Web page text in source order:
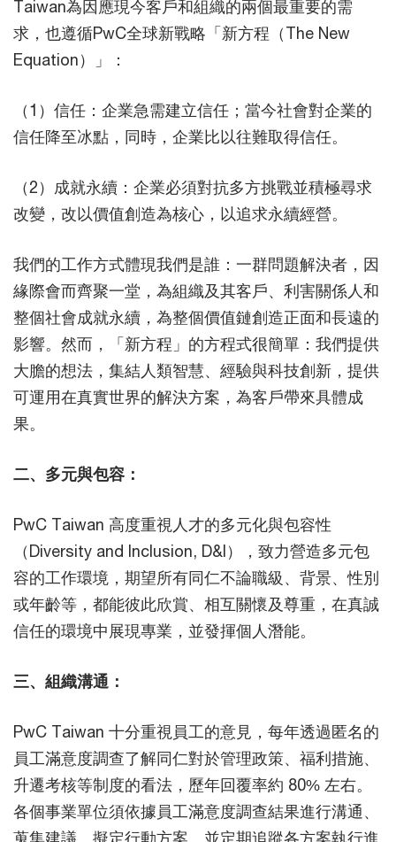
Taiwan為因應現今客戶和組織的兩個最重要的需
求，也遵循PwC全球新戰略「新方程（The New
Equation）」：
（1）信任：企業急需建立信任；當今社會對企業的
信任降至冰點，同時，企業比以往難取得信任。
（2）成就永續：企業必須對抗多方挑戰並積極尋求
改變，改以價值創造為核心，以追求永續經營。
我們的工作方式體現我們是誰：一群問題解決者，因
緣際會而齊聚一堂，為組織及其客戶、利害關係人和
整個社會成就永續，為整個價值鏈創造正面和長遠的
影響。然而，「新方程」的方程式很簡單：我們提供
大膽的想法，集結人類智慧、經驗與科技創新，提供
可運用在真實世界的解決方案，為客戶帶來具體成
果。
二、多元與包容：
PwC Taiwan 高度重視人才的多元化與包容性
（Diversity and Inclusion, D&I），致力營造多元包
容的工作環境，期望所有同仁不論職級、背景、性別
或年齡等，都能彼此欣賞、相互關懷及尊重，在真誠
信任的環境中展現專業，並發揮個人潛能。
三、組織溝通：
PwC Taiwan 十分重視員工的意見，每年透過匿名的
員工滿意度調查了解同仁對於管理政策、福利措施、
升遷考核等制度的看法，歷年回覆率約 80% 左右。
各個事業單位須依據員工滿意度調查結果進行溝通、
蒐集建議、擬定行動方案、並定期追蹤各方案執行進